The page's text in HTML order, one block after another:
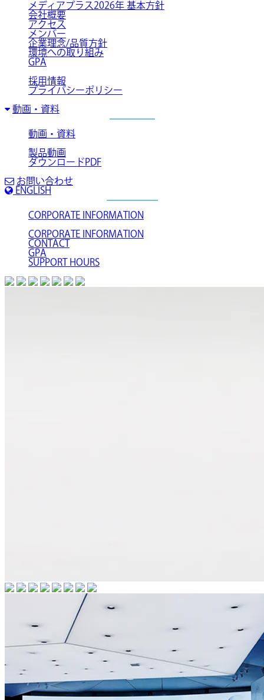
メディアプラス2026年 基本方針
会社概要
アクセス
メンバー
企業理念/品質方針
環境への取り組み
GPA
採用情報
プライバシーポリシー
動画・資料
動画・資料
製品動画
ダウンロードPDF
お問い合わせ
ENGLISH
CORPORATE INFORMATION
CORPORATE INFORMATION
CONTACT
GPA
SUPPORT HOURS